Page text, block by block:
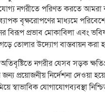
নগরীতে পরিণত করতে আমরা
বৃক্ষরোপণের মাধ্যমে
বিরূপ প্রভাব মোকাবিলা এবং
তোলার উদ্যোগ বাস্তবায়ন করা
নগরীর যেসব সড়ক
প্রয়োজনীয় নির্দেশনা দেওয়া
স্বাভাবিক যোগাযোগব্যবস্থা